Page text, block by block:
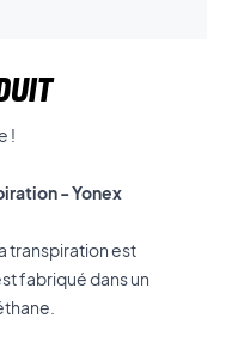
!
- Yonex
transpiration est
fabriqué dans un